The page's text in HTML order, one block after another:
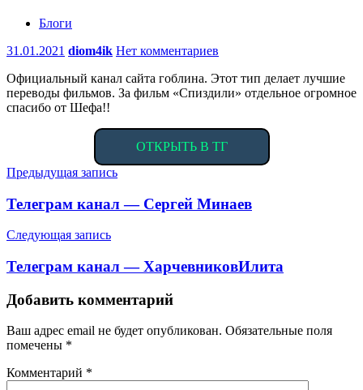
Блоги
31.01.2021 diom4ik Нет комментариев
Официальный канал сайта гоблина. Этот тип делает лучшие
переводы фильмов. За фильм «Спиздили» отдельное огромное
спасибо от Шефа!!
ОТКРЫТЬ В ТГ
Навигация
по
записям
Предыдущая запись
Телеграм канал — Сергей Минаев
Следующая запись
Телеграм канал — ХарчевниковИлита
Добавить комментарий
Ваш адрес email не будет опубликован. Обязательные поля
помечены *
Комментарий *